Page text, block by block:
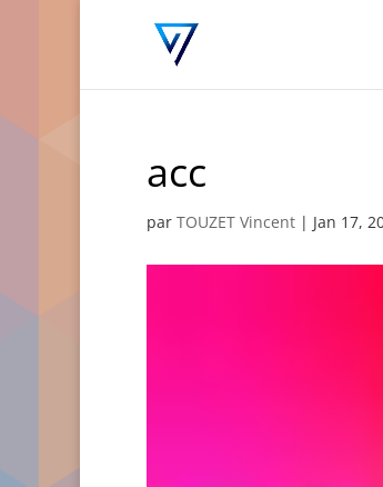
acc
par TOUZET Vincent | Jan 17,